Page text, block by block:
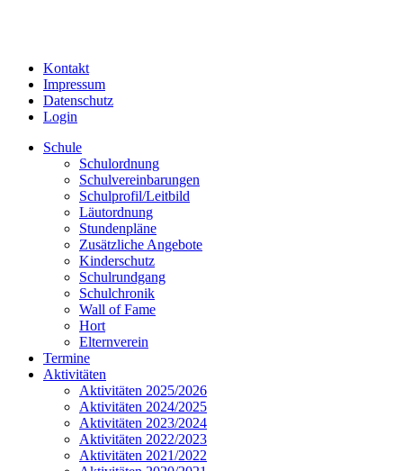
Kontakt
Impressum
Datenschutz
Login
Schule
Schulordnung
Schulvereinbarungen
Schulprofil/Leitbild
Läutordnung
Stundenpläne
Zusätzliche Angebote
Kinderschutz
Schulrundgang
Schulchronik
Wall of Fame
Hort
Elternverein
Termine
Aktivitäten
Aktivitäten 2025/2026
Aktivitäten 2024/2025
Aktivitäten 2023/2024
Aktivitäten 2022/2023
Aktivitäten 2021/2022